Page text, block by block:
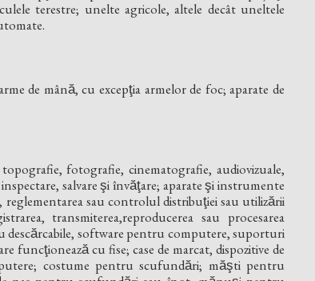
terestre; unelte agricole, altele decât uneltele
de mână, cu excepţia armelor de foc; aparate de
fotografie, cinematografie, audiovizuale,
salvare şi învăţare; aparate şi instrumente
sau controlul distribuţiei sau utilizării
transmiterea,reproducerea sau procesarea
descărcabile, software pentru computere, suporturi
funcţionează cu fise; case de marcat, dispozitive de
costume pentru scufundări; măşti pentru